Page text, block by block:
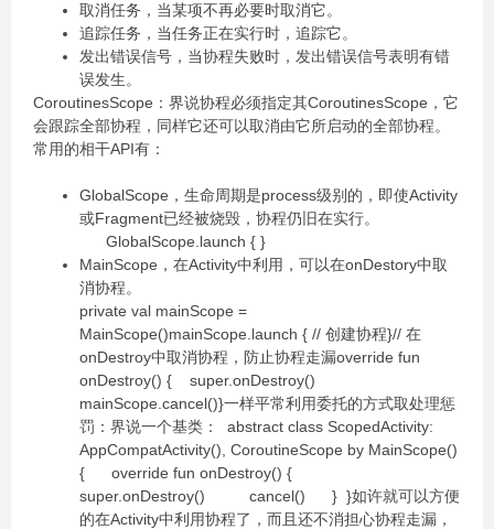
取消任务，当某项不再必要时取消它。
追踪任务，当任务正在实行时，追踪它。
发出错误信号，当协程失败时，发出错误信号表明有错
误发生。
CoroutinesScope：界说协程必须指定其CoroutinesScope，它
会跟踪全部协程，同样它还可以取消由它所启动的全部协程。
常用的相干API有：
GlobalScope，生命周期是process级别的，即使Activity
或Fragment已经被烧毁，协程仍旧在实行。
GlobalScope.launch { }
MainScope，在Activity中利用，可以在onDestory中取
消协程。
private val mainScope =
MainScope()mainScope.launch { // 创建协程}// 在
onDestroy中取消协程，防止协程走漏override fun
onDestroy() { super.onDestroy()
mainScope.cancel()}一样平常利用委托的方式取处理惩
罚：界说一个基类： abstract class ScopedActivity:
AppCompatActivity(), CoroutineScope by MainScope()
{ override fun onDestroy() {
super.onDestroy() cancel() } }如许就可以方便
的在Activity中利用协程了，而且还不消担心协程走漏，